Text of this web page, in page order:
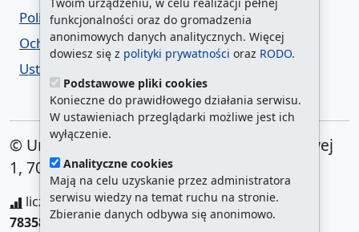
funkcjonalności oraz do gromadzenia
anonimowych danych analitycznych. Więcej
dowiesz się z polityki prywatności oraz RODO.
Podstawowe pliki cookies
Konieczne do prawidłowego działania serwisu.
W ustawieniach przeglądarki możliwe jest ich
wyłączenie.
Analityczne cookies
Mają na celu uzyskanie przez administratora
serwisu wiedzy na temat ruchu na stronie.
Zbieranie danych odbywa się anonimowo.
Polityka prywatności
Ochrona danych osobowych
Ustawienia cookies
© Urząd Miasta Szczecin. Plac Armii Krajowej
1, 70-456 Szczecin
liczba wyświetleń:208298469/ aktualna strona:
783582/najczęściej odwiedzane strony